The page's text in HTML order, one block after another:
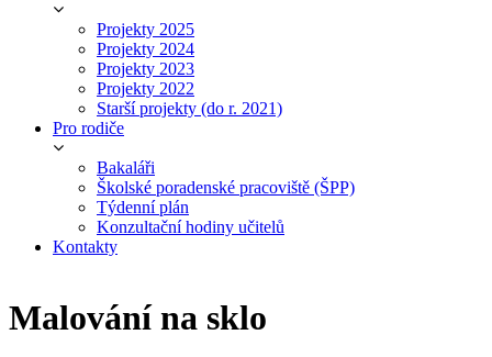
Projekty 2025
Projekty 2024
Projekty 2023
Projekty 2022
Starší projekty (do r. 2021)
Pro rodiče
Bakaláři
Školské poradenské pracoviště (ŠPP)
Týdenní plán
Konzultační hodiny učitelů
Kontakty
Malování na sklo